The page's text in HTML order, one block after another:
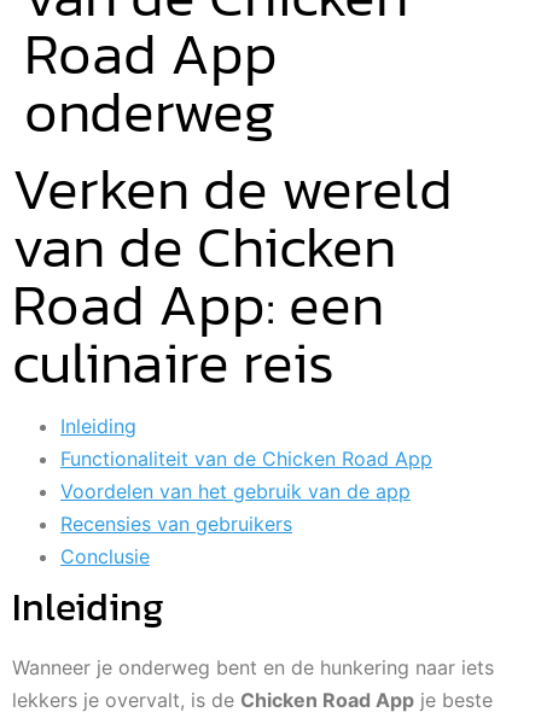
Road App
onderweg
Verken de wereld
van de Chicken
Road App: een
culinaire reis
Inleiding
Functionaliteit van de Chicken Road App
Voordelen van het gebruik van de app
Recensies van gebruikers
Conclusie
Inleiding
Wanneer je onderweg bent en de hunkering naar iets
lekkers je overvalt, is de Chicken Road App je beste